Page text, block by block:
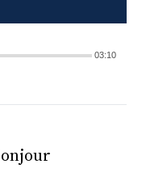
03:10